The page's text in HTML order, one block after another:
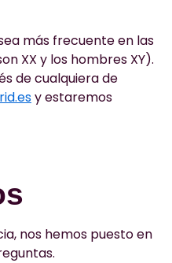
más frecuente en las
XX y los hombres XY).
de cualquiera de
y estaremos
nos hemos puesto en